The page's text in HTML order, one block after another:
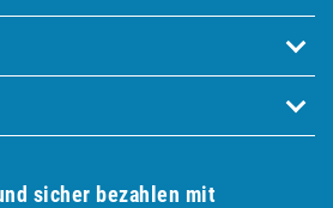
sicher bezahlen mit